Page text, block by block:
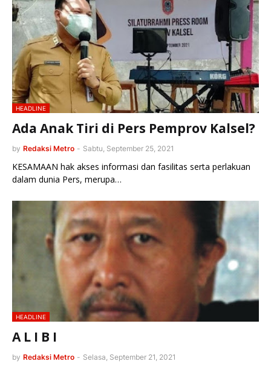
HEADLINE
Ada Anak Tiri di Pers Pemprov Kalsel?
by Redaksi Metro - Sabtu, September 25, 2021
KESAMAAN hak akses informasi dan fasilitas serta perlakuan
dalam dunia Pers, merupa…
HEADLINE
A L I B I
by Redaksi Metro - Selasa, September 21, 2021